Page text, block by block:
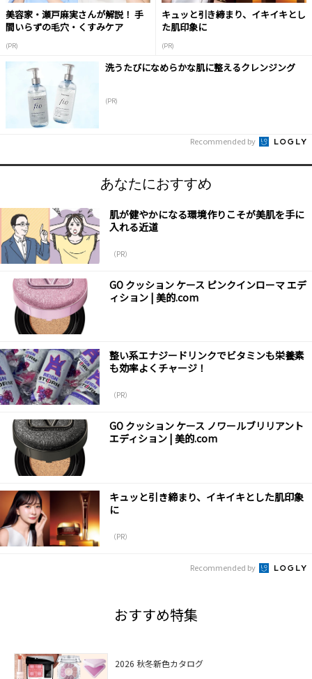
美容家・瀬戸麻実さんが解説！ 手
間いらずの毛穴・くすみケア
(PR)
キュッと引き締まり、イキイキとし
た肌印象に
(PR)
洗うたびになめらかな肌に整えるクレンジング
(PR)
Recommended by
あなたにおすすめ
肌が健やかになる環境作りこそが美肌を手に
入れる近道
（PR）
GO クッション ケース ピンクインローマ エデ
ィション | 美的.com
整い系エナジードリンクでビタミンも栄養素
も効率よくチャージ！
（PR）
GO クッション ケース ノワールブリリアント
エディション | 美的.com
キュッと引き締まり、イキイキとした肌印象
に
（PR）
Recommended by
おすすめ特集
2026 秋冬新色カタログ